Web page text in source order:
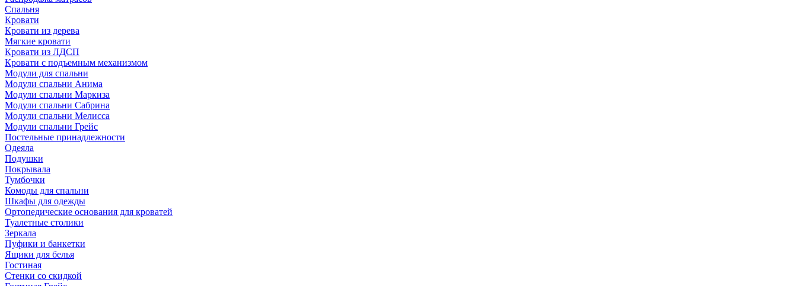
Спальня
Кровати
Кровати из дерева
Мягкие кровати
Кровати из ЛДСП
Кровати с подъемным механизмом
Модули для спальни
Модули спальни Анима
Модули спальни Маркиза
Модули спальни Сабрина
Модули спальни Мелисса
Модули спальни Грейс
Постельные принадлежности
Одеяла
Подушки
Покрывала
Тумбочки
Комоды для спальни
Шкафы для одежды
Ортопедические основания для кроватей
Туалетные столики
Зеркала
Пуфики и банкетки
Ящики для белья
Гостиная
Стенки со скидкой